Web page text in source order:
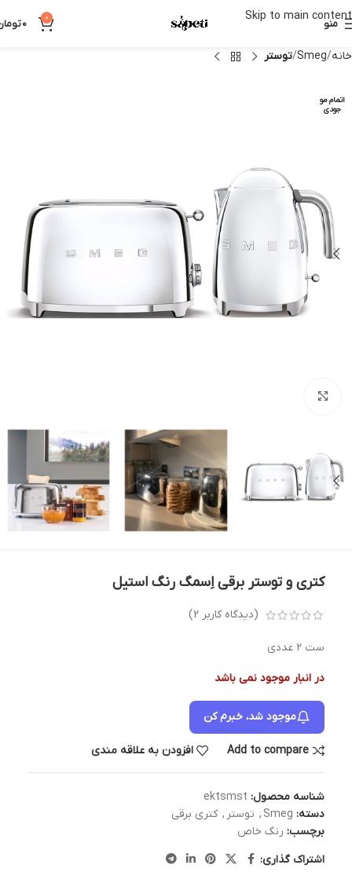
Skip to main content
منو 0
0
خانه Smeg توستر
اتمام مو
جودی
کتری و توستر برقی اِسمگ رنگ استیل
(دیدگاه کاربر 2
)
ست 2 عددی
در انبار موجود نمی باشد
موجود شد، خبرم کن
Add to compare افزودن به علاقه مندی
شناسه محصول: ektsmst
دسته: Smeg
, توستر , کتری برقی
برچسب: رنگ خاص
اشتراک گذاری: